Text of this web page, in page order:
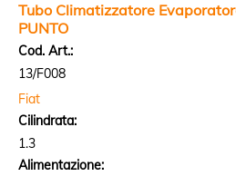
Tubo Climatizzatore
PUNTO
Cod. Art.:
13/F008
Fiat
Cilindrata:
1.3
Alimentazione: